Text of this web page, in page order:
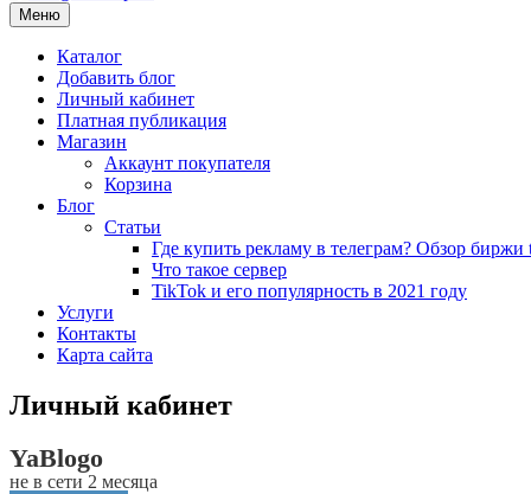
Меню Перейти
к
содержанию
Каталог
Добавить блог
Личный кабинет
Платная публикация
Магазин
Аккаунт покупателя
Корзина
Блог
Статьи
Где купить рекламу в телеграм? Обзор биржи
Что такое сервер
TikTok и его популярность в 2021 году
Услуги
Контакты
Карта сайта
Личный кабинет
YaBlogo
не в сети 2 месяца